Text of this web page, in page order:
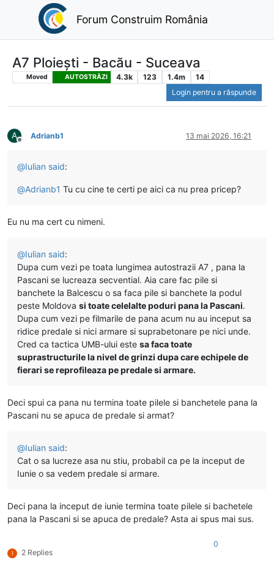
Forum Construim România
A7 Ploiești - Bacău - Suceava
Moved AUTOSTRĂZI 4.3k 123 1.4m
14
Login pentru a răspunde
A
Deconectat
Adrianb1 13 mai 2026, 16:21
@Iulian said:
@Adrianb1 Tu cu cine te certi pe aici ca nu prea pricep?
Eu nu ma cert cu nimeni.
@Iulian said:
Dupa cum vezi pe toata lungimea autostrazii A7 , pana la
Pascani se lucreaza secvential. Aia care fac pile si
banchete la Balcescu o sa faca pile si banchete la podul
peste Moldova si toate celelalte poduri pana la Pascani.
Dupa cum vezi pe filmarile de pana acum nu au inceput sa
ridice predale si nici armare si suprabetonare pe nici unde.
Cred ca tactica UMB-ului este sa faca toate
suprastructurile la nivel de grinzi dupa care echipele de
fierari se reprofileaza pe predale si armare.
Deci spui ca pana nu termina toate pilele si banchetele pana la
Pascani nu se apuca de predale si armat?
@Iulian said:
Cat o sa lucreze asa nu stiu, probabil ca pe la inceput de
Iunie o sa vedem predale si armare.
Deci pana la inceput de iunie termina toate pilele si bachetele
pana la Pascani si se apuca de predale? Asta ai spus mai sus.
I 2 Replies
0